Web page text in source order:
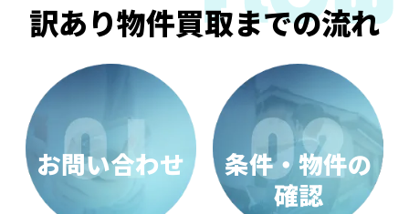
訳あり物件買取までの流れ
お問い合わせ
条件・物件の
確認